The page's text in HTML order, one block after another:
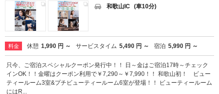
和歌山IC (車10分)
料金 休憩 1,990 円 ～ サービスタイム 5,490 円 ～ 宿泊 5,990 円 ～
只今、ご宿泊スペシャルクーポン発行中！！ 日～金はご宿泊17時～チェック
インOK！！金曜はクーポン利用で￥7,290～￥7,990！！ 和歌山初！ ビュー
ティールーム3室&プチビューティールーム6室が登場！！ ビューティールーム
にはR...